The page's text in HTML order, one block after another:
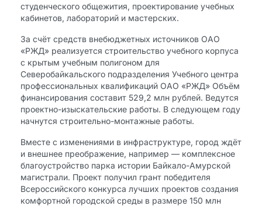
студенческого общежития, проектирование учебных
кабинетов, лабораторий и мастерских.
За счёт средств внебюджетных источников ОАО
«РЖД» реализуется строительство учебного корпуса
с крытым учебным полигоном для
Северобайкальского подразделения Учебного центра
профессиональных квалификаций ОАО «РЖД» Объём
финансирования составит 529,2 млн рублей. Ведутся
проектно-изыскательские работы. В следующем году
начнутся строительно-монтажные работы.
Вместе с изменениями в инфраструктуре, город ждёт
и внешнее преображение, например — комплексное
благоустройство парка истории Байкало-Амурской
магистрали. Проект получил грант победителя
Всероссийского конкурса лучших проектов создания
комфортной городской среды в размере 150 млн